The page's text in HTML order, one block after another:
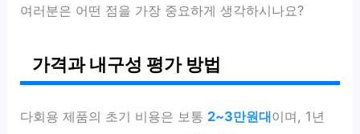
여러분은 어떤 점을 가장 중요하게 생각하시나요?
가격과 내구성 평가 방법
다회용 제품의 초기 비용은 보통 2~3만원대이며, 1년